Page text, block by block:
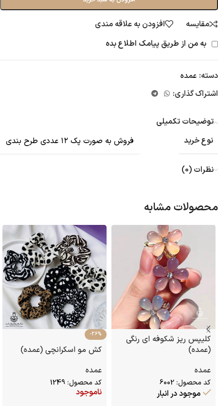
مقایسه
افزودن به علاقه مندی
به من از طریق پیامک اطلاع بده
دسته: عمده
اشتراک گذاری:
توضیحات تکمیلی
نوع خرید
فروش به صورت پک ۱۲ عددی طرح بندی
نظرات (0)
محصولات مشابه
کلیپس ریز شکوفه ای رنگی
(عمده)
عمده
کد محصول: 6002
موجود در انبار
-26%
کش مو اسکرانچی (عمده)
عمده
کد محصول: 1249
ناموجود